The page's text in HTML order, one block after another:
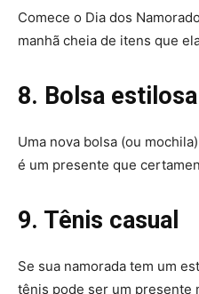
Comece o Dia dos
manhã cheia de itens que
8. Bolsa estilosa
Uma nova bolsa (ou
é um presente que
9. Tênis casual
Se sua namorada tem um
tênis pode ser um presente